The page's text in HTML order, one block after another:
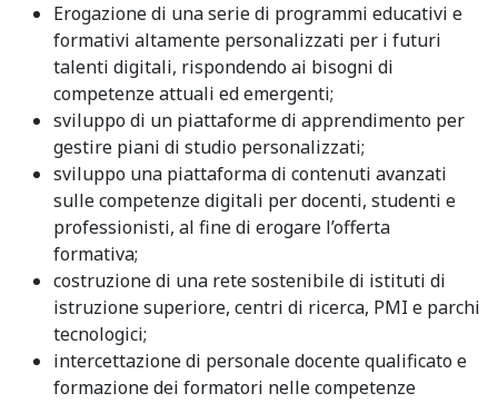
Erogazione di una serie di programmi educativi e
formativi altamente personalizzati per i futuri
talenti digitali, rispondendo ai bisogni di
competenze attuali ed emergenti;
sviluppo di un piattaforme di apprendimento per
gestire piani di studio personalizzati;
sviluppo una piattaforma di contenuti avanzati
sulle competenze digitali per docenti, studenti e
professionisti, al fine di erogare l’offerta
formativa;
costruzione di una rete sostenibile di istituti di
istruzione superiore, centri di ricerca, PMI e parchi
tecnologici;
intercettazione di personale docente qualificato e
formazione dei formatori nelle competenze